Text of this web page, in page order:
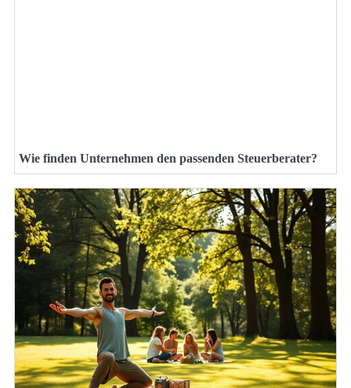
Wie finden Unternehmen den passenden Steuerberater?